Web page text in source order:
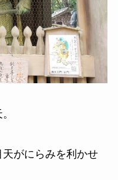
がにらみを利かせ